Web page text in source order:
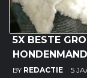
5X BESTE
HONDENMAND
BY REDACTIE 5